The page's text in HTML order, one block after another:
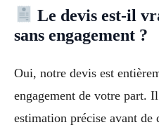
Le devis est-il
sans engagement ?
Oui, notre devis est
engagement de votre part.
estimation précise avant